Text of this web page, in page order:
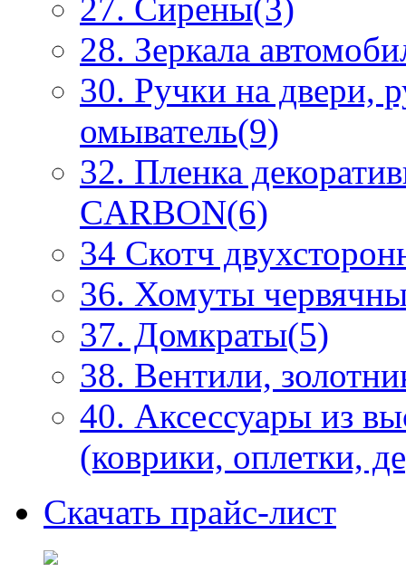
27. Сирены(3)
28. Зеркала
30. Ручки на двери,
омыватель(9)
32. Пленка
CARBON(6)
34 Скотч
36. Хомуты
37. Домкраты(5)
38. Вентили,
40. Аксессуары из
(коврики, оплетки,
Скачать прайс-лист